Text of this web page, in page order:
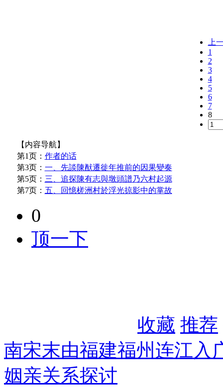
上
1
2
3
4
5
6
7
8
【内容导航】
第1页： 作者的话
第3页： 一、先談陳猷遷徙年推前的因果變奏
第5页： 三、追探陳有志與墩頭譜乃六村起源
第7页： 五、回憶槎洲村於浮光掠影中的掌故
0
顶一下
收藏 推荐
南宋末由福建福州连江入
姻亲关系探讨